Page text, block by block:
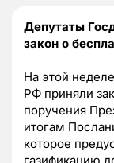
Депутаты
закон о
На этой
РФ приняли
поручения
итогам
которое
газификацию